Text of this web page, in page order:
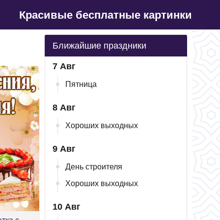
Красивые бесплатные картинки
Ближайшие праздники
7 Авг
Пятница
8 Авг
Хороших выходных
9 Авг
День строителя
Хороших выходных
10 Авг